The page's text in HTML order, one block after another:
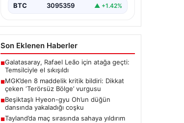
BTC 3095359 ▲ +1.42%
Son Eklenen Haberler
■Galatasaray, Rafael Leão için atağa geçti:
Temsilciyle el sıkışıldı
■MGK’den 8 maddelik kritik bildiri: Dikkat
çeken ‘Terörsüz Bölge’ vurgusu
■Beşiktaşlı Hyeon-gyu Oh’un düğün
dansında yakaladığı coşku
■Tayland’da maç sırasında sahaya yıldırım